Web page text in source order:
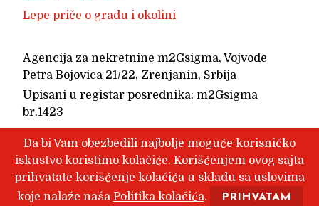
Lepe priče o gradu i okolini
Agencija za nekretnine m2Gsigma, Vojvode
Petra Bojovica 21/22, Zrenjanin, Srbija
Upisani u registar posrednika: m2Gsigma
br.1423
Uslovi poslovanja
Branding, izrada internet stranice i grafički
dizajnaleksandarbozic.com
Da bi Vam obezbedili najbolje moguće korisničko
iskustvo koristimo kolačiće. Korišćenjem ovog sajta
prihvatate korišćenje kolačića u skladu sa uslovima
koje nalaže naša Politika kolačića. PRIHVATAM